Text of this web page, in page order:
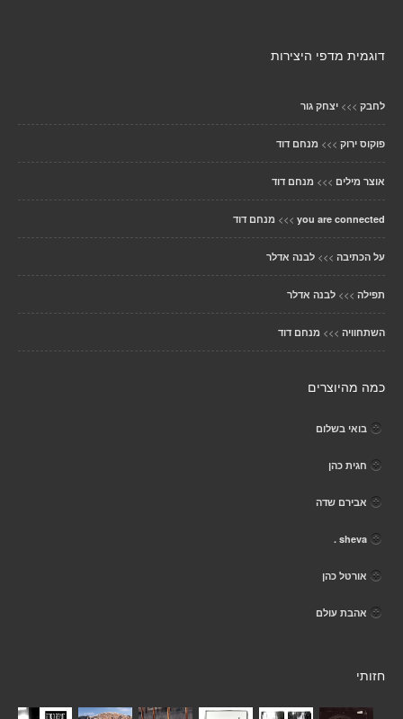
דוגמית מדפי היצירות
לחבק >>> יצחק גור
פוקוס ירוק >>> מנחם דוד
אוצר מילים >>> מנחם דוד
you are connected
>>> מנחם דוד
על הכתיבה >>> לבנה אדלר
תפילה >>> לבנה אדלר
השתחוויה >>> מנחם דוד
כמה מהיוצרים
בואי בשלום
חגית כהן
אבירם שדה
sheva .
אורטל כהן
אהבת עולם
חזותי